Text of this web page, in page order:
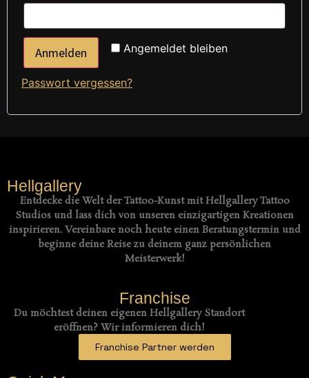
Angemeldet bleiben
Anmelden
Passwort vergessen?
Hellgallery
Entdecke die Welt der Tattoo-Kunst mit Hellgallery Tattoo
Studios und lass dich von unseren einzigartigen Kreationen
inspirieren. Vereinbare noch heute einen Beratungstermin und
beginne deine Reise zu deinem ganz persönlichen
Meisterwerk!
Franchise
Du möchtest deinen eigenen Hellgallery Standort
eröffnen? Wir informieren dich!
Franchise Partner werden